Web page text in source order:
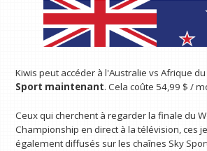
Kiwis peut accéder à l'Australie vs Afrique
Sport maintenant. Cela coûte 54,99 $ /
Ceux qui cherchent à regarder la finale du
Championship en direct à la télévision, ces
également diffusés sur les chaînes Sky